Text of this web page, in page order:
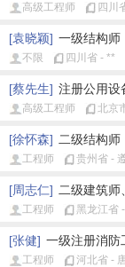
高级工程师
四川
[袁晓颖] 一级结构师
不限
四川省 - **
[蔡先生] 注册公用设
高级工程师
北京
[徐怀森] 二级结构师
工程师
贵州省 -
[周志仁] 二级建筑
工程师
黑龙江省
[张健] 一级注册消防
工程师
河北省 -